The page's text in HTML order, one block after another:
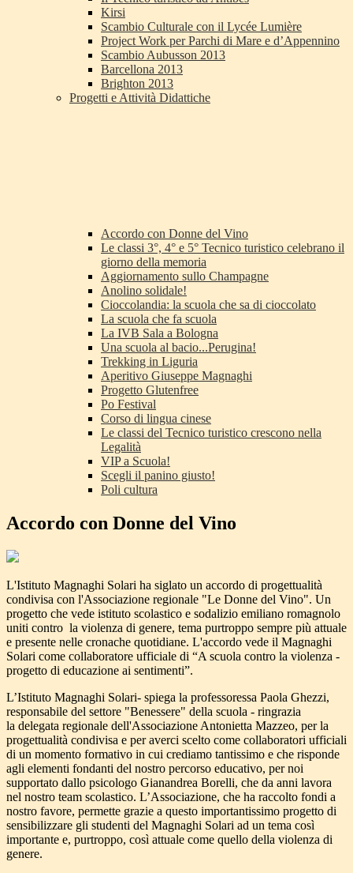
Kirsi
Scambio Culturale con il Lycée Lumière
Project Work per Parchi di Mare e d’Appennino
Scambio Aubusson 2013
Barcellona 2013
Brighton 2013
Progetti e Attività Didattiche
Accordo con Donne del Vino
Le classi 3°, 4° e 5° Tecnico turistico celebrano il
giorno della memoria
Aggiornamento sullo Champagne
Anolino solidale!
Cioccolandia: la scuola che sa di cioccolato
La scuola che fa scuola
La IVB Sala a Bologna
Una scuola al bacio...Perugina!
Trekking in Liguria
Aperitivo Giuseppe Magnaghi
Progetto Glutenfree
Po Festival
Corso di lingua cinese
Le classi del Tecnico turistico crescono nella
Legalità
VIP a Scuola!
Scegli il panino giusto!
Poli cultura
Accordo con Donne del Vino
L'Istituto Magnaghi Solari ha siglato un accordo di progettualità
condivisa con l'Associazione regionale "Le Donne del Vino". Un
progetto che vede istituto scolastico e sodalizio emiliano romagnolo
uniti contro la violenza di genere, tema purtroppo sempre più attuale
e presente nelle cronache quotidiane. L'accordo vede il Magnaghi
Solari come collaboratore ufficiale di “A scuola contro la violenza -
progetto di educazione ai sentimenti”.
L’Istituto Magnaghi Solari- spiega la professoressa Paola Ghezzi,
responsabile del settore "Benessere" della scuola - ringrazia
la delegata regionale dell'Associazione Antonietta Mazzeo, per la
progettualità condivisa e per averci scelto come collaboratori ufficiali
di un momento formativo in cui crediamo tantissimo e che risponde
agli elementi fondanti del nostro percorso educativo, per noi
supportato dallo psicologo Gianandrea Borelli, che da anni lavora
nel nostro team scolastico. L’Associazione, che ha raccolto fondi a
nostro favore, permette grazie a questo importantissimo progetto di
sensibilizzare gli studenti del Magnaghi Solari ad un tema così
importante e, purtroppo, così attuale come quello della violenza di
genere.